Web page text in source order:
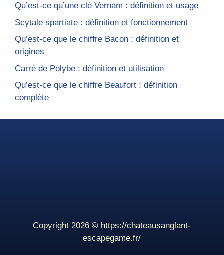
Qu’est-ce qu’une clé Vernam : définition et usage
Scytale spartiate : définition et fonctionnement
Qu’est-ce que le chiffre Bacon : définition et
origines
Carré de Polybe : définition et utilisation
Qu’est-ce que le chiffre Beaufort : définition
complète
Copyright 2026 © https://chateausanglant-
escapegame.fr/